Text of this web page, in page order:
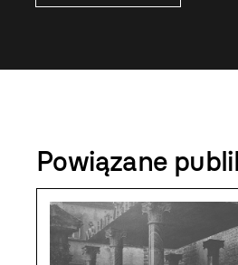
Powiązane